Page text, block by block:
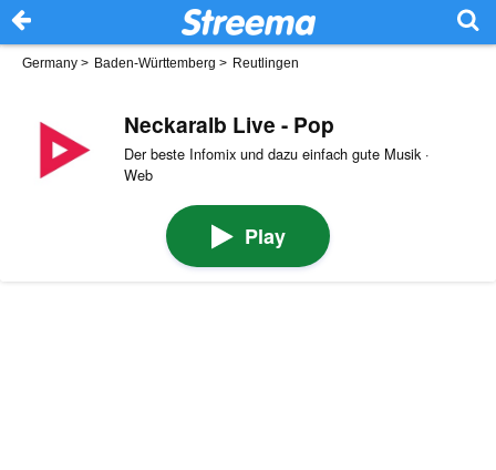
Germany > Baden-Württemberg > Reutlingen
Neckaralb Live - Pop
Der beste Infomix und dazu einfach gute Musik ·
Web
Play